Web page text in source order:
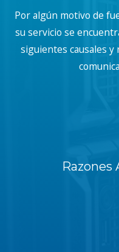
Por algún motivo de
su servicio se
siguientes causales y